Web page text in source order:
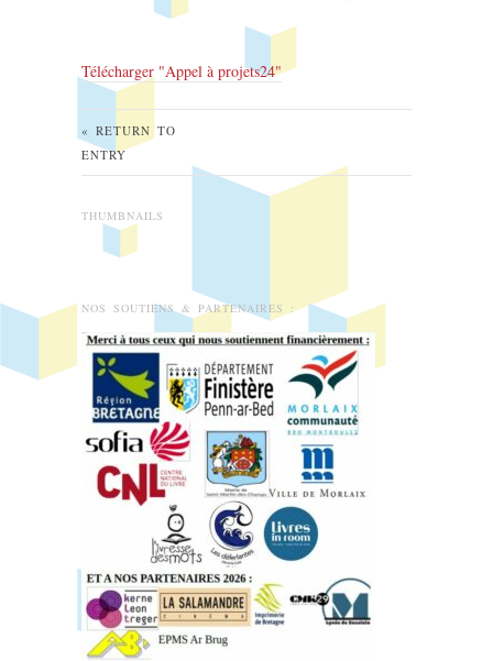
Télécharger "Appel à projets24"
« RETURN TO
ENTRY
THUMBNAILS
NOS SOUTIENS & PARTENAIRES :